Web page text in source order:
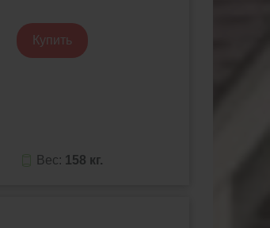
Купить
Вес: 158 кг.